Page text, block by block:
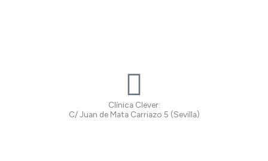
Clínica Clever:
C/ Juan de Mata Carriazo 5 (Sevilla)